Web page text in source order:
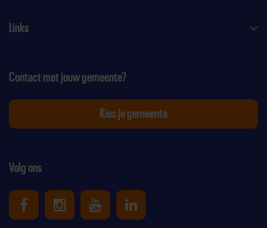
Links
Volg ons
Uniek Sporten op Facebook
Uniek Sporten op Instagram
Uniek Sporten op Youtube
Uniek Sporten op
Contact met jouw gemeente?
Kies je gemeente